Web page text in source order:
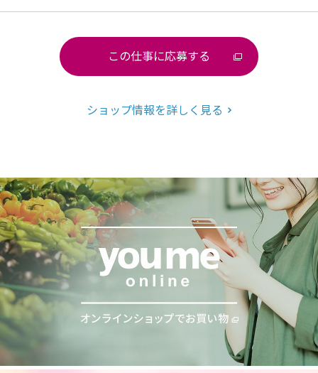
この仕事に応募する
ショップ情報を詳しく見る